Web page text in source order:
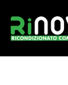
contenuto
r
c
a